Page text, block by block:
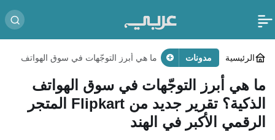
الرئيسية مدونات
ما هي أبرز التوجّهات في سوق الهواتف
الرقمي الأكبر في الهند
ما هي أبرز التوجّهات في سوق الهواتف
الذكية؟ تقرير جديد من Flipkart المتجر
الرقمي الأكبر في الهند